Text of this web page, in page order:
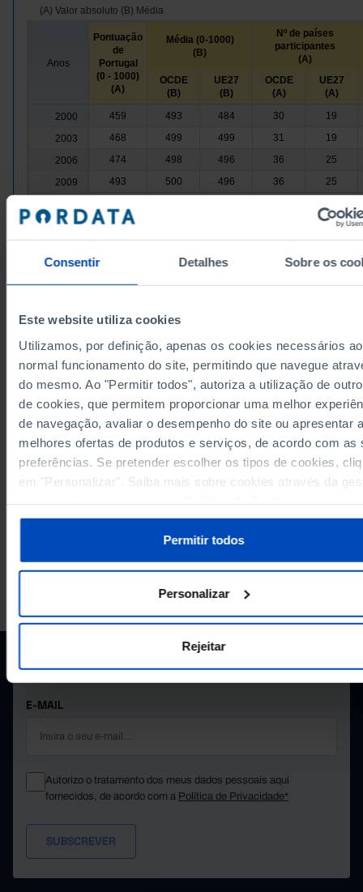
Consentir Detalhes Sobre os
Este website utiliza cookies
Utilizamos, por definição, apenas os cookies necessários ao
normal funcionamento do site, permitindo que navegue
do mesmo. Ao "Permitir todos", autoriza a utilização de
de cookies, que permitem proporcionar uma melhor
de navegação, avaliar o desempenho do site ou apresentar
melhores ofertas de produtos e serviços, de acordo com as
preferências. Se pretender escolher os tipos de cookies,
em "Personalizar". Saiba mais sobre cookies através da
Permitir todos
Personalizar
Rejeitar
(A) Valor absoluto (B) Média
Anos
Pontuação
de
Portugal
(0 - 1000)
(A)
Média (0-1000)
(B)
Nº de países
participantes
(A)
OCDE
(B)
UE27
(B)
OCDE
(A)
UE27
(A)
2000 459 493 484 30
19
2003
468 499 499 31
19
2006
474 498 496 36
25
2009
493 500 496 36
25
2015
501
27
2022
485 481 26
RELACIONADOS
Resultados no PISA, em Leitura, dos alunos residentes em Portugal em
Docentes em exercício nos ensinos pré-escolar, básico e secundário:
nível de ensino em Portugal
SUBSCREVER A NEWSLETTER DA
MANTENHA-SE A PAR.
E-MAIL
Autorizo o tratamento dos meus dados pessoais aqui
fornecidos, de acordo com a Política de Privacidade*